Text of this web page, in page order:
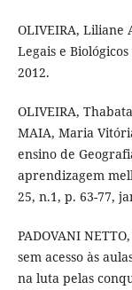
OLIVEIRA, Liliane
Legais e
2012.
OLIVEIRA,
MAIA, Maria
ensino de
aprendizagem
25, n.1, p. 63-77,
PADOVANI
sem acesso às
na luta pelas